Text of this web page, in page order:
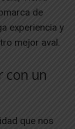
de
experiencia y
mejor aval.
con un
que nos